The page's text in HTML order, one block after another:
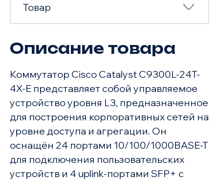
Товар
Товар
Характеристики
Описание товара
Коммутатор Cisco Catalyst C9300L-24T-
4X-E представляет собой управляемое
устройство уровня L3, предназначенное
для построения корпоративных сетей на
уровне доступа и агрегации. Он
оснащён 24 портами 10/100/1000BASE-T
для подключения пользовательских
устройств и 4 uplink-портами SFP+ с